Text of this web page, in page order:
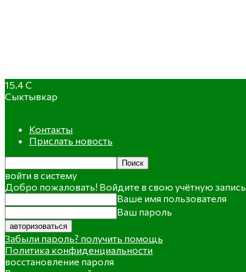
15.4C
Сыктывкар
Контакты
Прислать новость
войти в систему
Добро пожаловать! Войдите в свою учётную запись
Ваше имя пользователя
Ваш пароль
Забыли пароль? получить помощь
Политика конфиденциальности
восстановление пароля